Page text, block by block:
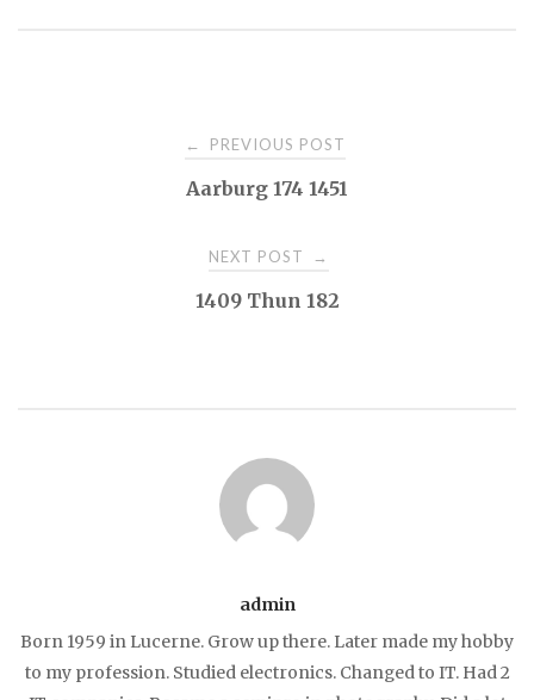
navigation
← PREVIOUS POST
Aarburg 174 1451
NEXT POST →
1409 Thun 182
admin
Born 1959 in Lucerne. Grow up there. Later made my hobby
to my profession. Studied electronics. Changed to IT. Had 2